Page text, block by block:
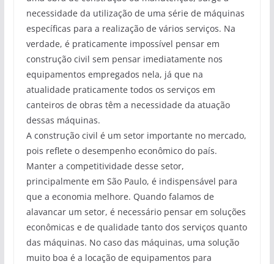
necessidade da utilização de uma série de máquinas
específicas para a realização de vários serviços. Na
verdade, é praticamente impossível pensar em
construção civil sem pensar imediatamente nos
equipamentos empregados nela, já que na
atualidade praticamente todos os serviços em
canteiros de obras têm a necessidade da atuação
dessas máquinas.
A construção civil é um setor importante no mercado,
pois reflete o desempenho econômico do país.
Manter a competitividade desse setor,
principalmente em São Paulo, é indispensável para
que a economia melhore. Quando falamos de
alavancar um setor, é necessário pensar em soluções
econômicas e de qualidade tanto dos serviços quanto
das máquinas. No caso das máquinas, uma solução
muito boa é a locação de equipamentos para